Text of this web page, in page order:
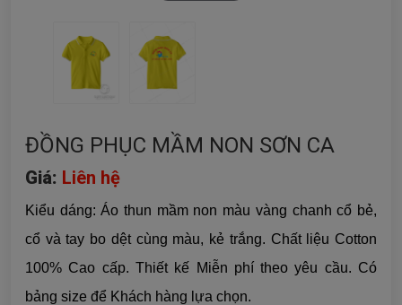
ĐỒNG PHỤC MẦM NON SƠN CA
Giá: Liên hệ
Kiểu dáng: Áo thun mầm non màu vàng chanh cổ bẻ,
cổ và tay bo dệt cùng màu, kẻ trắng. Chất liệu Cotton
100% Cao cấp. Thiết kế Miễn phí theo yêu cầu. Có
bảng size để Khách hàng lựa chọn.